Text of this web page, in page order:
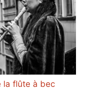
la flûte à bec